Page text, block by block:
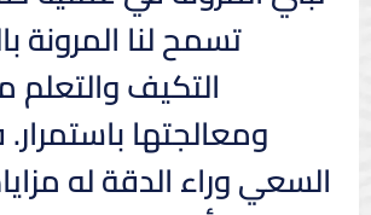
تسمح لنا المرونة
التكيف والتعلم
ومعالجتها
السعي وراء الدقة له